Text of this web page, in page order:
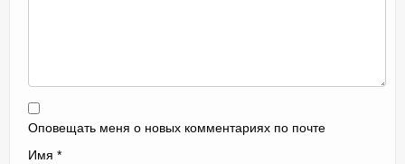
Оповещать меня о новых комментариях по почте
Имя *